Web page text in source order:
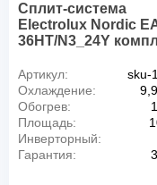
Сплит-система
Electrolux Nordic
36HT/N3_24Y
Артикул:
sku-
Охлаждение:
Обогрев:
Площадь:
Инверторный:
Гарантия: